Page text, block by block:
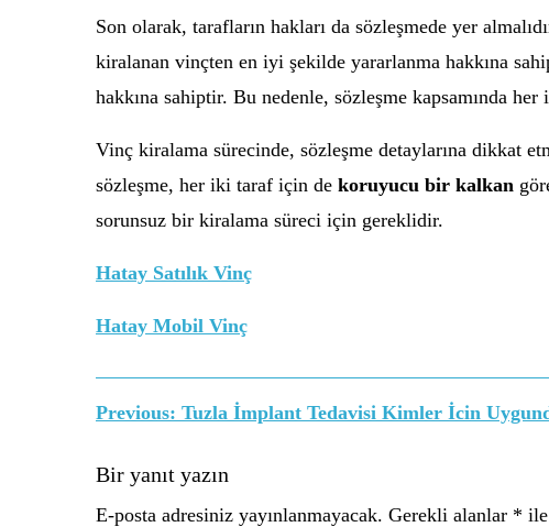
Son olarak, tarafların hakları da sözleşmede yer
kiralanan vinçten en iyi şekilde yararlanma hakkına
hakkına sahiptir. Bu nedenle, sözleşme kapsamında
Vinç kiralama sürecinde, sözleşme detaylarına dikkat
sözleşme, her iki taraf için de koruyucu bir kalkan
sorunsuz bir kiralama süreci için gereklidir.
Hatay Satılık Vinç
Hatay Mobil Vinç
Yazı
gezinmesi
Previous: Tuzla İmplant Tedavisi Kimler İcin
Bir yanıt yazın
E-posta adresiniz yayınlanmayacak. Gerekli alanlar *